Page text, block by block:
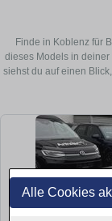
Alle Cookies
Finde in Koblenz für
dieses Models in
siehst du auf einen